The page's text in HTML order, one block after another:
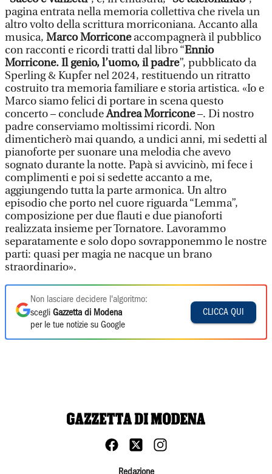
pagina entrata nella memoria collettiva che rivela un
altro volto della scrittura morriconiana. Accanto alla
musica, Marco Morriconeaccompagnerà il pubblico
con racconti e ricordi tratti dal libro “Ennio
Morricone. Il genio, l’uomo, il padre”, pubblicato da
Sperling & Kupfer nel 2024, restituendo un ritratto
costruito tra memoria familiare e storia artistica. «Io e
Marco siamo felici di portare in scena questo
concerto – concludeAndrea Morricone–. Di nostro
padre conserviamo moltissimi ricordi. Non
dimenticherò mai quando, a undici anni, mi sedetti al
pianoforte per suonare una melodia che avevo
sognato durante la notte. Papà si avvicinò, mi fece i
complimenti e poi si sedette accanto a me,
aggiungendo tutta la parte armonica. Un altro
episodio che porto nel cuore riguarda “Lemma”,
composizione per due flauti e due pianoforti
realizzata insieme per Tornatore. Lavorammo
separatamente e solo dopo sovrapponemmo le nostre
parti: quasi per magia ne nacque un brano
straordinario».
Non lasciare decidere l'algoritmo:
scegli Gazzetta di Modena
per le tue notizie su Google
CLICCA QUI